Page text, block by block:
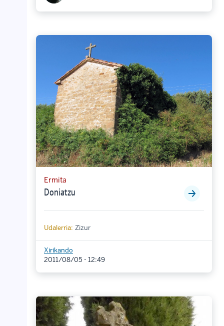
Ermita
Doniatzu
Udalerria: Zizur
Xirikando
2011/08/05 - 12:49